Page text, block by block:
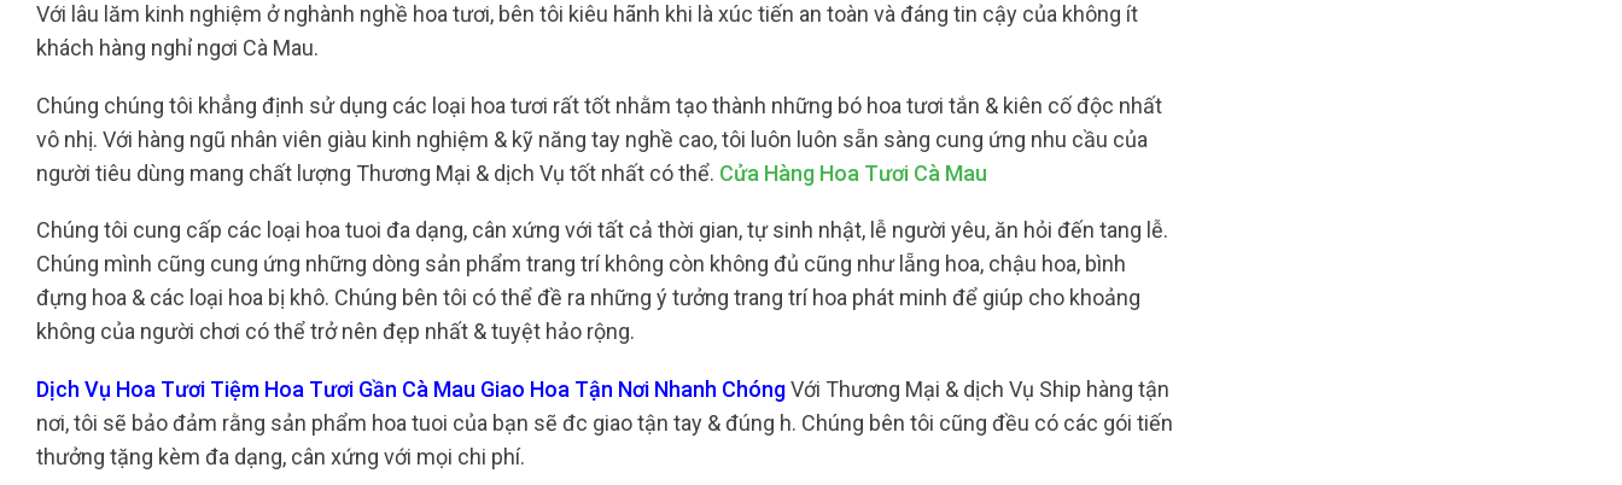
Với lâu lăm kinh nghiệm ở nghành nghề hoa tươi, bên tôi kiêu hãnh khi là xúc tiến an toàn và đáng tin cậy của không ít
khách hàng nghỉ ngơi Cà Mau.
Chúng chúng tôi khẳng định sử dụng các loại hoa tươi rất tốt nhằm tạo thành những bó hoa tươi tắn & kiên cố độc nhất
vô nhị. Với hàng ngũ nhân viên giàu kinh nghiệm & kỹ năng tay nghề cao, tôi luôn luôn sẵn sàng cung ứng nhu cầu của
người tiêu dùng mang chất lượng Thương Mại & dịch Vụ tốt nhất có thể. Cửa Hàng Hoa Tươi Cà Mau
Chúng tôi cung cấp các loại hoa tuoi đa dạng, cân xứng với tất cả thời gian, tự sinh nhật, lễ người yêu, ăn hỏi đến tang lễ.
Chúng mình cũng cung ứng những dòng sản phẩm trang trí không còn không đủ cũng như lẵng hoa, chậu hoa, bình
đựng hoa & các loại hoa bị khô. Chúng bên tôi có thể đề ra những ý tưởng trang trí hoa phát minh để giúp cho khoảng
không của người chơi có thể trở nên đẹp nhất & tuyệt hảo rộng.
Dịch Vụ Hoa Tươi Tiệm Hoa Tươi Gần Cà Mau Giao Hoa Tận Nơi Nhanh ChóngVới Thương Mại & dịch Vụ Ship hàng tận
nơi, tôi sẽ bảo đảm rằng sản phẩm hoa tuoi của bạn sẽ đc giao tận tay & đúng h. Chúng bên tôi cũng đều có các gói tiến
thưởng tặng kèm đa dạng, cân xứng với mọi chi phí.